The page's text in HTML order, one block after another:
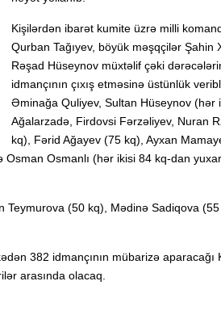
Kişilərdən ibarət kumite üzrə milli
Qurban Tağıyev, böyük məşqçilər Şahin
Rəşad Hüseynov müxtəlif çəki
idmançının çıxış etməsinə üstünlük
Əminağa Quliyev, Sultan Hüseynov (hər
Ağalarzadə, Firdovsi Fərzəliyev, Nuran
kq), Fərid Ağayev (75 kq), Ayxan
Osmanlı (hər ikisi 84 kq-dan
Teymurova (50 kq), Mədinə Sadiqova
382 idmançının mübarizə aparacağı
arasında olacaq.